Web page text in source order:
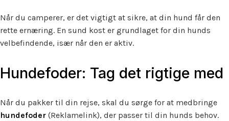
Når du camperer, er det vigtigt at sikre, at din hund får den
rette ernæring. En sund kost er grundlaget for din hunds
velbefindende, især når den er aktiv.
Hundefoder: Tag det rigtige med
Når du pakker til din rejse, skal du sørge for at medbringe
hundefoder (Reklamelink), der passer til din hunds behov.